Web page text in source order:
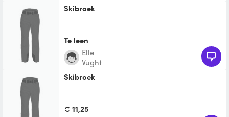
Skibroek
Te leen
Elle
Vught
skibroek
€ 11,25